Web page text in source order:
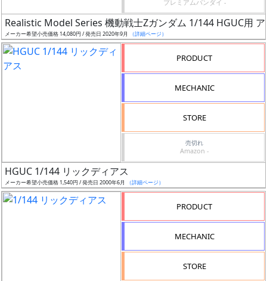
グ
レ
ー
ド
ル
プレミアムバンダイ -
Realistic Model Series 機動戦士Zガンダム 1/144 HGUC用
メーカー希望小売価格 14,080円 / 発売日 2020年9月 （詳細ページ）
PRODUCT
MECHANIC
STORE
売切れ
Amazon -
HGUC 1/144 リックディアス
メーカー希望小売価格 1,540円 / 発売日 2000年6月 （詳細ページ）
PRODUCT
MECHANIC
STORE